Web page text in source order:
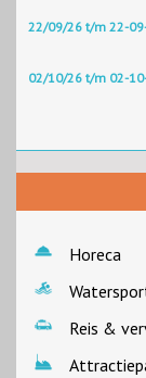
22/09/26 t/m 22-
02/10/26 t/m 02-
Horeca
Reis &